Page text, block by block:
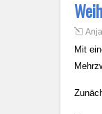
Anja
Mit